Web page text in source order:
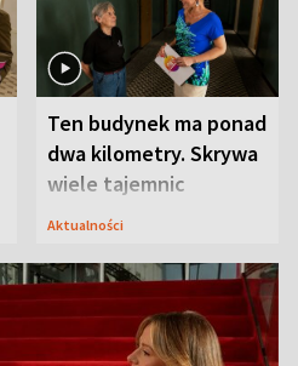
Ten budynek ma ponad
dwa kilometry. Skrywa
wiele tajemnic
Aktualności